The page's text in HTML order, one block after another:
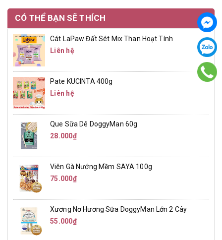
CÓ THỂ BẠN SẼ THÍCH
Cát LaPaw Đất Sét Mix Than Hoạt Tính
Liên hệ
Pate KUCINTA 400g
Liên hệ
Que Sữa Dê DoggyMan 60g
28.000₫
Viên Gà Nướng Mềm SAYA 100g
75.000₫
Xương Nơ Hương Sữa DoggyMan Lớn 2 Cây
55.000₫